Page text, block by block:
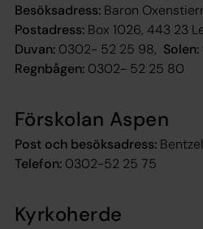
Besöksadress: Baron
Postadress: Box 1026, 443 23
Duvan: 0302- 52 25 98, Solen:
Regnbågen: 0302- 52 25 80
Förskolan Aspen
Post och besöksadress:
Telefon: 0302-52 25 75
Kyrkoherde